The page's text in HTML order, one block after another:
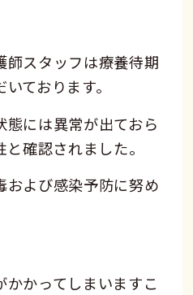
師スタッフは療養待期
ております。
には異常が出ておら
確認されました。
および感染予防に努め
かかってしまいますこ